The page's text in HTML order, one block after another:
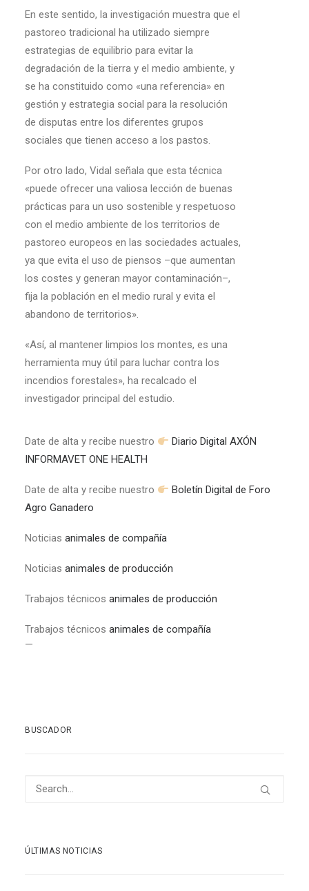
En este sentido, la investigación muestra que el
pastoreo tradicional ha utilizado siempre
estrategias de equilibrio para evitar la
degradación de la tierra y el medio ambiente, y
se ha constituido como «una referencia» en
gestión y estrategia social para la resolución
de disputas entre los diferentes grupos
sociales que tienen acceso a los pastos.
Por otro lado, Vidal señala que esta técnica
«puede ofrecer una valiosa lección de buenas
prácticas para un uso sostenible y respetuoso
con el medio ambiente de los territorios de
pastoreo europeos en las sociedades actuales,
ya que evita el uso de piensos –que aumentan
los costes y generan mayor contaminación–,
fija la población en el medio rural y evita el
abandono de territorios».
«Así, al mantener limpios los montes, es una
herramienta muy útil para luchar contra los
incendios forestales», ha recalcado el
investigador principal del estudio.
Date de alta y recibe nuestro
Diario Digital AXÓN
INFORMAVET ONE HEALTH
Date de alta y recibe nuestro
Boletín Digital de Foro
Agro Ganadero
Noticias animales de compañía
Noticias animales de producción
Trabajos técnicos animales de producción
Trabajos técnicos animales de compañía
—
BUSCADOR
ÚLTIMAS NOTICIAS